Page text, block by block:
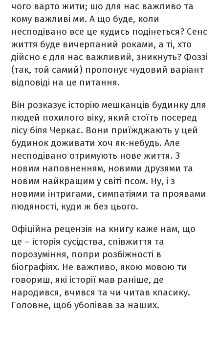
чого варто жити; що для нас важливо та
кому важливі ми. А що буде, коли
несподівано все це кудись подінеться? Сенс
життя буде вичерпаний роками, а ті, хто
дійсно є для нас важливий, зникнуть? Фоззі
(так, той самий) пропонує чудовий варіант
відповіді на це питання.
Він розказує історію мешканців будинку для
людей похилого віку, який стоїть посеред
лісу біля Черкас. Вони приїжджають у цей
будинок доживати хоч як-небудь. Але
несподівано отримують нове життя. З
новим наповненням, новими друзями та
новим найкращим у світі псом. Ну, і з
новими інтригами, симпатіями та проявами
людяності, куди ж без цього.
Офіційна рецензія на книгу каже нам, що
це – історія сусідства, співжиття та
порозуміння, попри розбіжності в
біографіях. Не важливо, якою мовою ти
говориш, які історії мав раніше, де
народився, вчився та чи читав класику.
Головне, щоб уболівав за наших.